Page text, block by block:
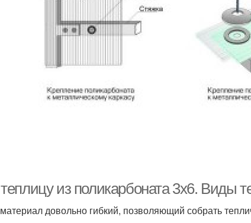
из поликарбоната 3х6. Виды
довольно гибкий, позволяющий собрать